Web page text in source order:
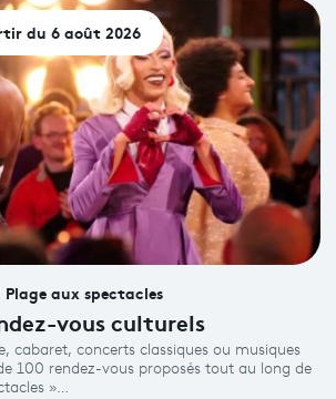
du 6 août 2026
Plage aux spectacles
vous culturels
cabaret, concerts classiques ou musiques
100 rendez-vous proposés tout au long de
»…